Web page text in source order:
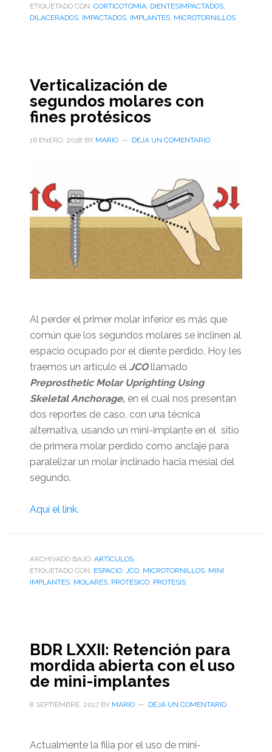
ETIQUETADO CON: CORTICOTOMÍA, DIENTESIMPACTADOS,
DILACERADOS, IMPACTADOS, IMPLANTES, MICROTORNILLOS
Verticalización de
segundos molares con
fines protésicos
16 ENERO, 2018 BY MARIO DEJA UN COMENTARIO
Al perder el primer molar inferior es más que
común que los segundos molares se inclinen al
espacio ocupado por el diente perdido. Hoy les
traemos un artículo el JCOllamado
Preprosthetic Molar Uprighting Using
Skeletal Anchorage,en el cual nos presentan
dos reportes de caso, con una técnica
alternativa, usando un mini-implante en el sitio
de primera molar perdido como anclaje para
paralelizar un molar inclinado hacia mesial del
segundo.
Aquí el link.
ARCHIVADO BAJO: ARTÌCULOS
ETIQUETADO CON: ESPACIO, JCO, MICROTORNILLOS, MINI
IMPLANTES, MOLARES, PROTÉSICO, PROTESIS
BDR LXXII: Retención para
mordida abierta con el uso
de mini-implantes
8 SEPTIEMBRE, 2017BY MARIO DEJA UN COMENTARIO
Actualmente la filia por el uso de mini-